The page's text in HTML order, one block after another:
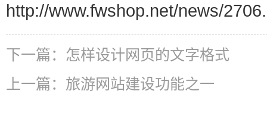
http://www.fwshop.net/news/
下一篇： 怎样设计网页的文字格式
上一篇： 旅游网站建设功能之一